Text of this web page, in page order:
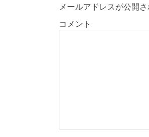
メールアドレスが公開
コメント